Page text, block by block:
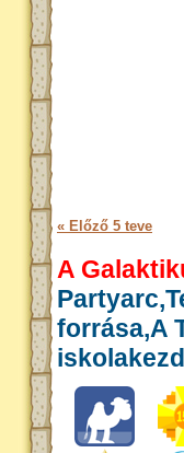
« Előző 5 teve
A
forrása,A